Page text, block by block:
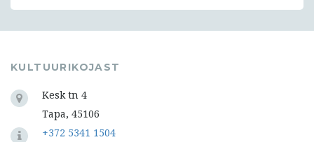
KULTUURIKOJAST
Kesk tn 4
Tapa, 45106
+372 5341 1504